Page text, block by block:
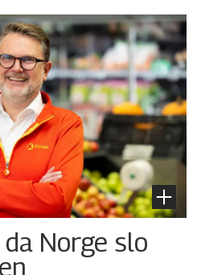
Norge slo